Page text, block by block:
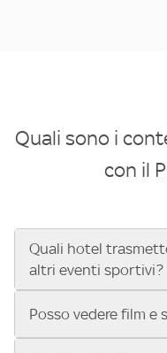
Quali sono i
con il
Quali hotel
altri eventi sportivi?
Se cerchi un hotel
Posso vedere film e